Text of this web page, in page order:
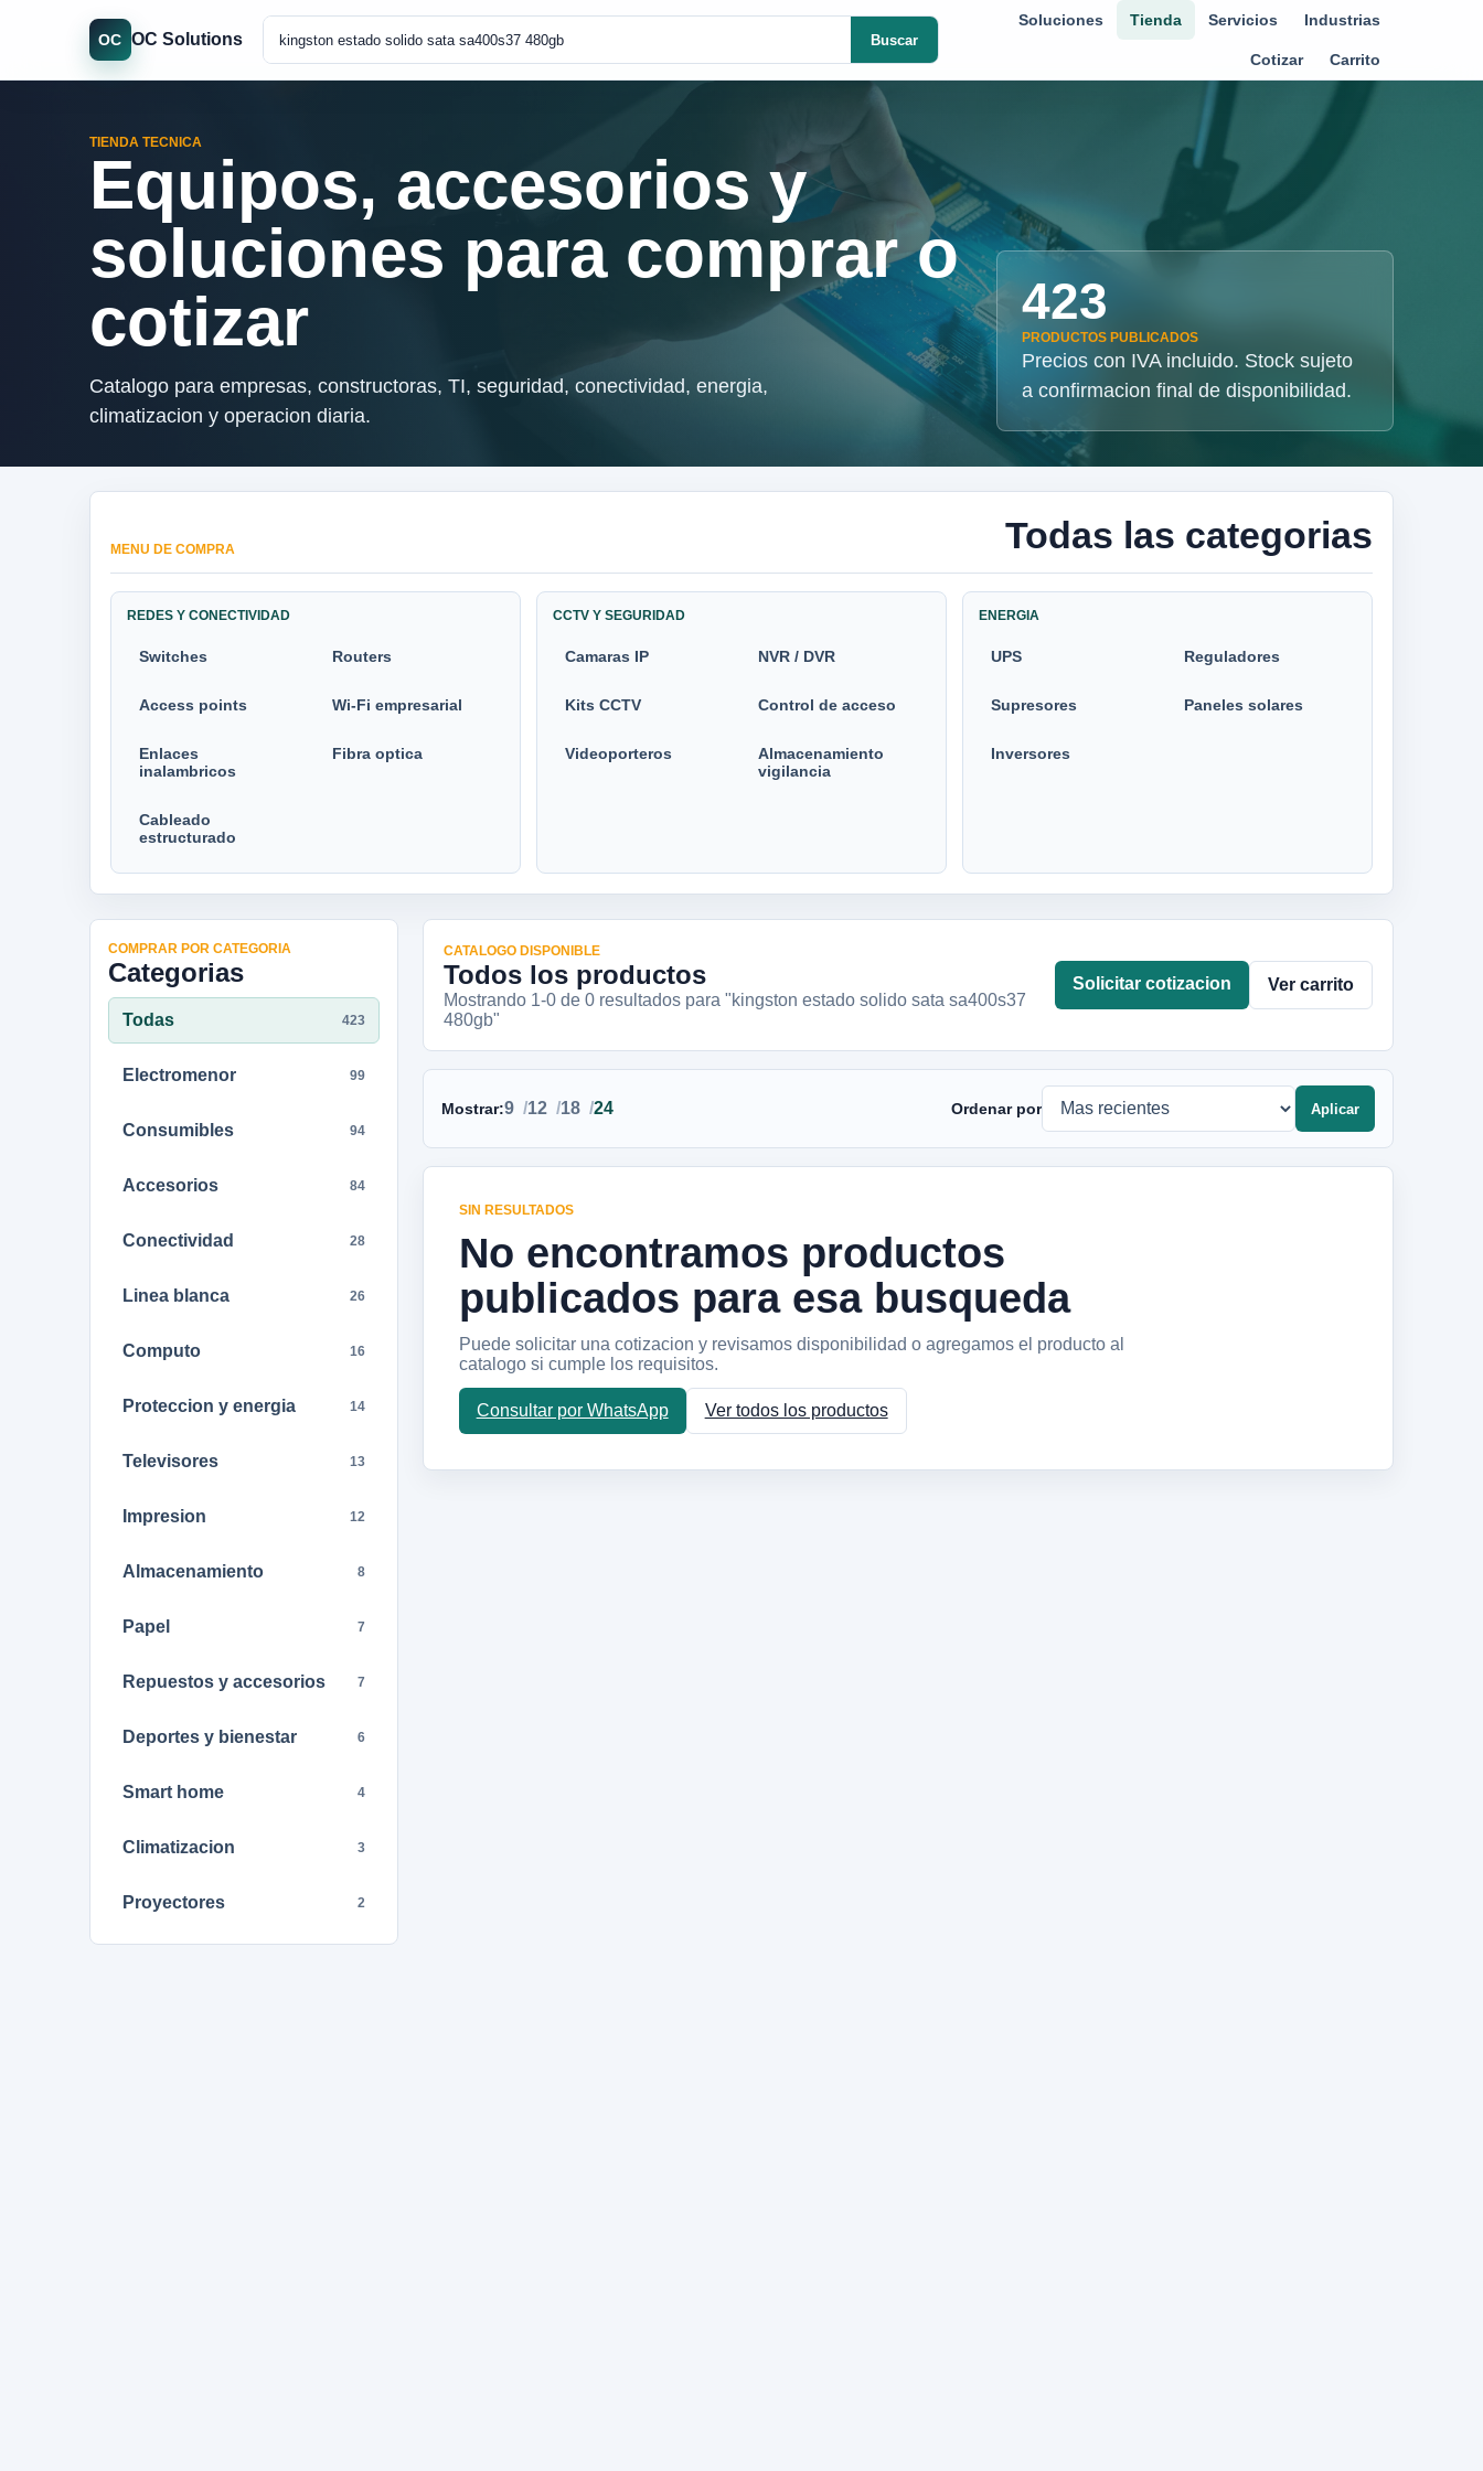
OC OC Solutions Buscar
Soluciones Tienda Servicios Industrias
Cotizar Carrito
TIENDA TECNICA
Equipos, accesorios y
soluciones para comprar o
cotizar
Catalogo para empresas, constructoras, TI, seguridad, conectividad, energia,
climatizacion y operacion diaria.
423
PRODUCTOS PUBLICADOS
Precios con IVA incluido. Stock sujeto
a confirmacion final de disponibilidad.
MENU DE COMPRA Todas las categorias
REDES Y CONECTIVIDAD
Switches Routers
Access points Wi-Fi empresarial
Enlaces
inalambricos
Fibra optica
Cableado
estructurado
CCTV Y SEGURIDAD
Camaras IP NVR / DVR
Kits CCTV Control de acceso
Videoporteros
Almacenamiento
vigilancia
ENERGIA
UPS Reguladores
Supresores Paneles solares
Inversores
COMPRAR POR CATEGORIA
Categorias
Todas 423
Electromenor 99
Consumibles 94
Accesorios 84
Conectividad 28
Linea blanca 26
Computo 16
Proteccion y energia 14
Televisores 13
Impresion 12
Almacenamiento 8
Papel 7
Repuestos y accesorios 7
Deportes y bienestar 6
Smart home 4
Climatizacion 3
Proyectores 2
CATALOGO DISPONIBLE
Todos los productos
Mostrando 1-0de 0resultadospara "kingston estado solido sata sa400s37
480gb"
Solicitar cotizacion Ver carrito
Mostrar:9 12 18 24 Ordenar por Aplicar
SIN RESULTADOS
No encontramos productos
publicados para esa busqueda
Puede solicitar una cotizacion y revisamos disponibilidad o agregamos el producto al
catalogo si cumple los requisitos.
Consultar por WhatsApp Ver todos los productos